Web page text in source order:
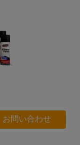
お問い合わせ